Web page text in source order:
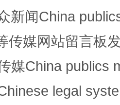
重塑工作
新闻China
传媒网站留言板
媒China publics
legal